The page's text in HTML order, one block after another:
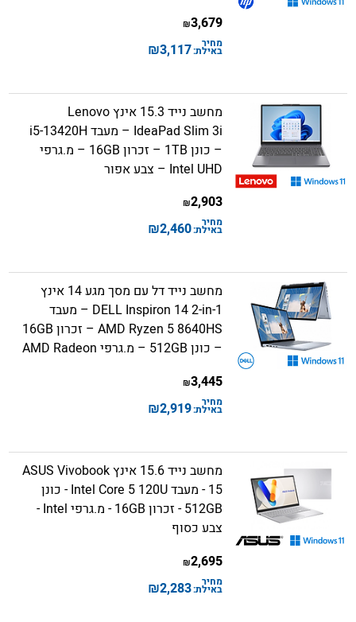
3,679
₪
מחיר
באילת:3,117
₪
מחשב נייד 15.3 אינץ Lenovo
IdeaPad Slim 3i – מעבד i5-13420H
– כונן 1TB – זכרון 16GB – מ.גרפי
Intel UHD – צבע אפור
2,903
₪
מחיר
באילת:2,460
₪
מחשב נייד דל עם מסך מגע 14 אינץ
DELL Inspiron 14 2-in-1 – מעבד
AMD Ryzen 5 8640HS – זכרון 16GB
– כונן 512GB – מ.גרפי AMD Radeon
3,445
₪
מחיר
באילת:2,919
₪
מחשב נייד 15.6 אינץ ASUS Vivobook
15 - מעבד Intel Core 5 120U - כונן
512GB - זכרון 16GB - מ.גרפי Intel -
צבע כסוף
2,695
₪
מחיר
באילת:2,283
₪